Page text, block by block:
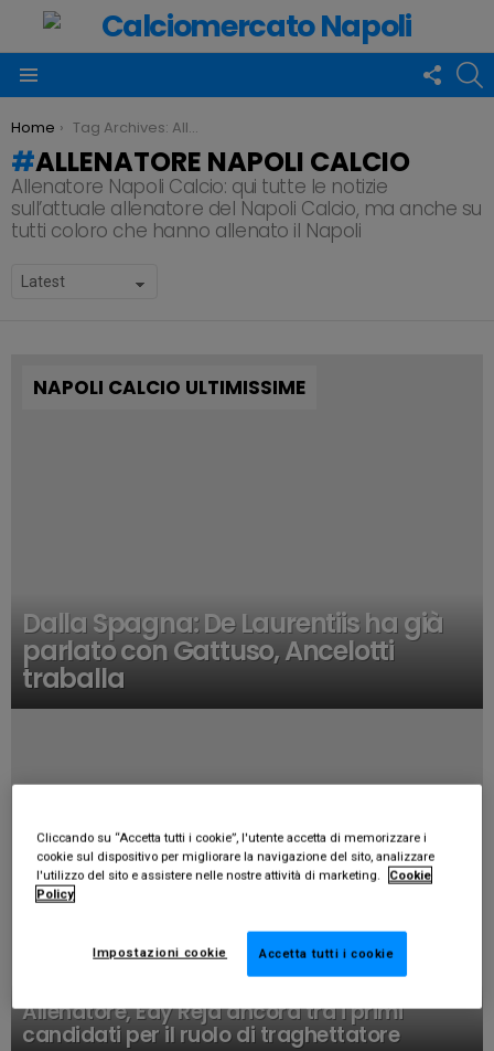
US
You are here:
Home Tag Archives: Allenatore Napoli Calcio
ALLENATORE NAPOLI CALCIO
Allenatore Napoli Calcio: qui tutte le notizie
sull’attuale allenatore del Napoli Calcio, ma anche su
tutti coloro che hanno allenato il Napoli
NAPOLI CALCIO ULTIMISSIME
Dalla Spagna: De Laurentiis ha già
parlato con Gattuso, Ancelotti
traballa
Allenatore, Edy Reja ancora tra i primi
candidati per il ruolo di traghettatore
Cliccando su “Accetta tutti i cookie”, l'utente accetta di memorizzare i
cookie sul dispositivo per migliorare la navigazione del sito, analizzare
l'utilizzo del sito e assistere nelle nostre attività di marketing.
Cookie
Policy
Accetta tutti i cookie
Impostazioni cookie